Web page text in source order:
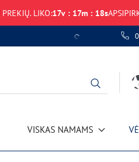
PREKIŲ. LIKO:17v : 17m : 18s
VISKAS NAMAMS